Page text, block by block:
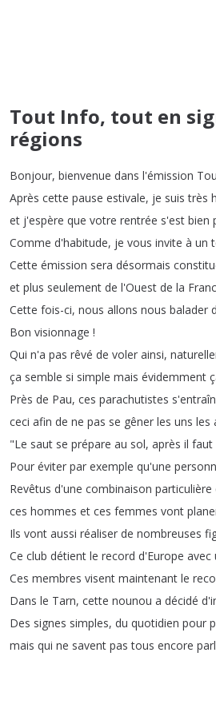
Tout Info, tout en
régions
Bonjour, bienvenue dans l'émission
Après cette pause estivale, je suis très
et j'espère que votre rentrée s'est bien
Comme d'habitude, je vous invite à un
Cette émission sera désormais
et plus seulement de l'Ouest de la
Cette fois-ci, nous allons nous balader
Bon visionnage !
Qui n'a pas rêvé de voler ainsi,
ça semble si simple mais évidemment
Près de Pau, ces parachutistes
ceci afin de ne pas se gêner les uns les
"Le saut se prépare au sol, après il faut
Pour éviter par exemple qu'une
Revêtus d'une combinaison particulière
ces hommes et ces femmes vont
Ils vont aussi réaliser de nombreuses
Ce club détient le record d'Europe avec
Ces membres visent maintenant le
Dans le Tarn, cette nounou a décidé
Des signes simples, du quotidien pour
mais qui ne savent pas tous encore